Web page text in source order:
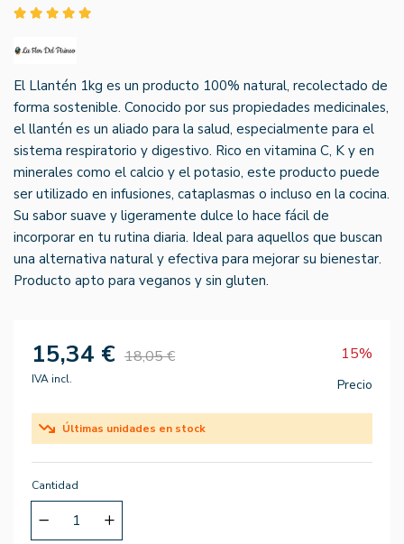
El Llantén 1kg es un producto 100% natural, recolectado de
forma sostenible. Conocido por sus propiedades medicinales,
el llantén es un aliado para la salud, especialmente para el
sistema respiratorio y digestivo. Rico en vitamina C, K y en
minerales como el calcio y el potasio, este producto puede
ser utilizado en infusiones, cataplasmas o incluso en la cocina.
Su sabor suave y ligeramente dulce lo hace fácil de
incorporar en tu rutina diaria. Ideal para aquellos que buscan
una alternativa natural y efectiva para mejorar su bienestar.
Producto apto para veganos y sin gluten.
15,34 € 18,05 € 15%
IVA incl. Precio
Últimas unidades en stock
Cantidad